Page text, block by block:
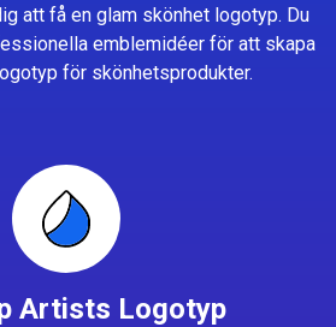
att få en glam skönhet logotyp. Du
emblemidéer för att skapa
för skönhetsprodukter.
Artists Logotyp